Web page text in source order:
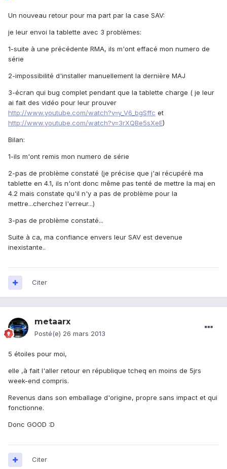
Un nouveau retour pour ma part par la case SAV:
je leur envoi la tablette avec 3 problèmes:
1-suite à une précédente RMA, ils m'ont effacé mon numero de
série
2-impossibilité d'installer manuellement la dernière MAJ
3-écran qui bug complet pendant que la tablette charge ( je leur
ai fait des vidéo pour leur prouver
http://www.youtube.com/watch?v=y_V6_bgSffc et
http://www.youtube.com/watch?v=3rXQBe5sXeE)
Bilan:
1-ils m'ont remis mon numero de série
2-pas de problème constaté (je précise que j'ai récupéré ma
tablette en 4.1, ils n'ont donc même pas tenté de mettre la maj en
4.2 mais constate qu'il n'y a pas de problème pour la
mettre...cherchez l'erreur...)
3-pas de problème constaté...
Suite à ca, ma confiance envers leur SAV est devenue
inexistante..
Citer
metaarx
Posté(e) 26 mars 2013
5 étoiles pour moi,
elle ,à fait l'aller retour en république tcheq en moins de 5jrs
week-end compris.
Revenus dans son emballage d'origine, propre sans impact et qui
fonctionne.
Donc GOOD :D
Citer